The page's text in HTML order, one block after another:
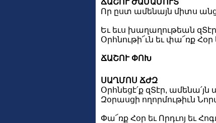
ՃԱՇՈՒ ԺԱՄԱՄՈՒՏ
Որ ըստ ամենայն միտս
Եւ եւս խաղաղութեան զՏէր
Օրհնութի՜ւն եւ փա՜ռք Հօր
ՃԱՇՈՒ ՓՈԽ
ՍԱՂՄՈՍ ՃԺԶ
Օրհնեցէ՛ք զՏէր,
Զօրասցի ողորմութիւն
Փա՜ռք Հօր եւ Որդւոյ եւ